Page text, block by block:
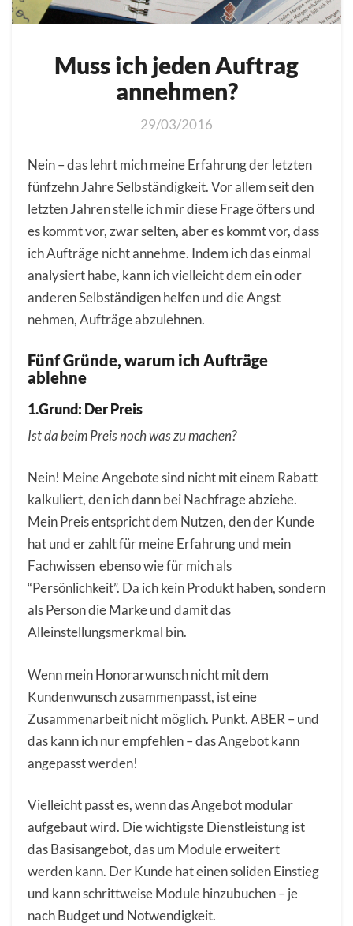
Muss ich jeden Auftrag
annehmen?
29/03/2016
Nein – das lehrt mich meine Erfahrung der letzten
fünfzehn Jahre Selbständigkeit. Vor allem seit den
letzten Jahren stelle ich mir diese Frage öfters und
es kommt vor, zwar selten, aber es kommt vor, dass
ich Aufträge nicht annehme. Indem ich das einmal
analysiert habe, kann ich vielleicht dem ein oder
anderen Selbständigen helfen und die Angst
nehmen, Aufträge abzulehnen.
Fünf Gründe, warum ich Aufträge
ablehne
1.Grund: Der Preis
Ist da beim Preis noch was zu machen?
Nein! Meine Angebote sind nicht mit einem Rabatt
kalkuliert, den ich dann bei Nachfrage abziehe.
Mein Preis entspricht dem Nutzen, den der Kunde
hat und er zahlt für meine Erfahrung und mein
Fachwissen ebenso wie für mich als
“Persönlichkeit”. Da ich kein Produkt haben, sondern
als Person die Marke und damit das
Alleinstellungsmerkmal bin.
Wenn mein Honorarwunsch nicht mit dem
Kundenwunsch zusammenpasst, ist eine
Zusammenarbeit nicht möglich. Punkt. ABER – und
das kann ich nur empfehlen – das Angebot kann
angepasst werden!
Vielleicht passt es, wenn das Angebot modular
aufgebaut wird. Die wichtigste Dienstleistung ist
das Basisangebot, das um Module erweitert
werden kann. Der Kunde hat einen soliden Einstieg
und kann schrittweise Module hinzubuchen – je
nach Budget und Notwendigkeit.